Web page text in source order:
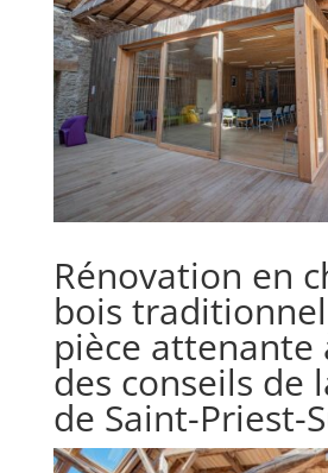
Rénovation en
bois
pièce attenante
des conseils de
de Saint-Priest-